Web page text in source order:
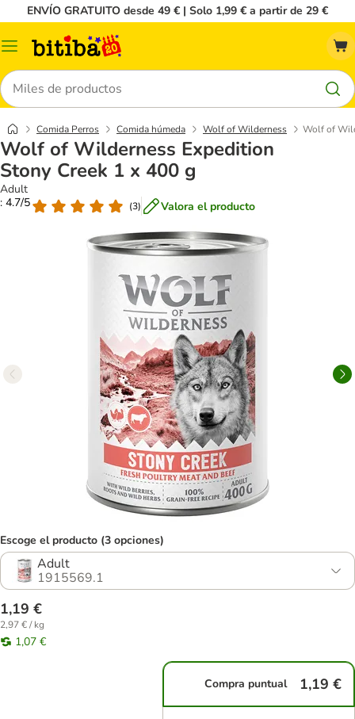
ENVÍO GRATUITO desde 49 € | Solo 1,99 € a partir de 29 €
Menú
Buscar
Comida Perros Comida húmeda Wolf of Wilderness Wolf of
Wolf of Wilderness Expedition
Stony Creek 1 x 400 g
Adult
: 4.7/5
(3) Valora el producto
Escoge el producto (3 opciones)
Adult
1915569.1
1,19 €
2,97 € / kg
1,07 €
Compra puntual 1,19 €